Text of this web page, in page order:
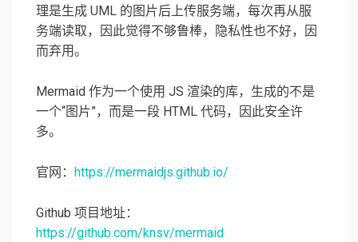
理是生成 UML 的图片后上传服务端，每次再从服
务端读取，因此觉得不够鲁棒，隐私性也不好，因
而弃用。
Mermaid 作为一个使用 JS 渲染的库，生成的不是
一个“图片”，而是一段 HTML 代码，因此安全许
多。
官网： https://mermaidjs.github.io/
Github 项目地址：
https://github.com/knsv/mermaid